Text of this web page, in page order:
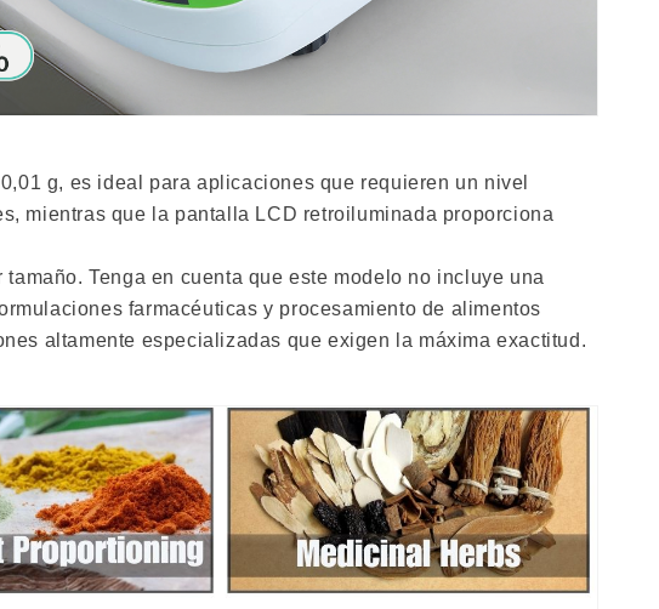
g, es ideal para aplicaciones que requieren un nivel
mientras que la pantalla LCD retroiluminada proporciona
Tenga en cuenta que este modelo no incluye una
farmacéuticas y procesamiento de alimentos
altamente especializadas que exigen la máxima exactitud.